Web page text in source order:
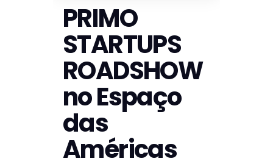
PRIMO
STARTUPS
ROADSHOW
no Espaço
das
Américas